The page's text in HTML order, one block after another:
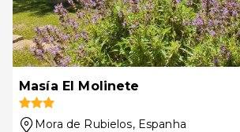
Masía El Molinete
Mora de Rubielos, Espanha